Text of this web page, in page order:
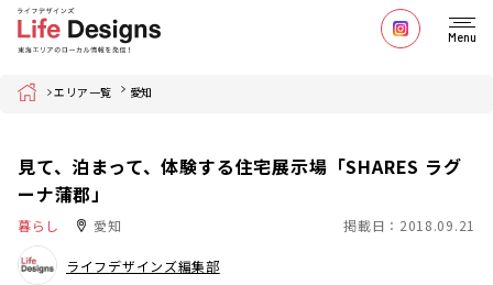
Menu
Home エリア一覧 愛知
見て、泊まって、体験する住宅展示場「SHARES ラグ
ーナ蒲郡」
暮らし 愛知 掲載日：2018.09.21
ライフデザインズ編集部